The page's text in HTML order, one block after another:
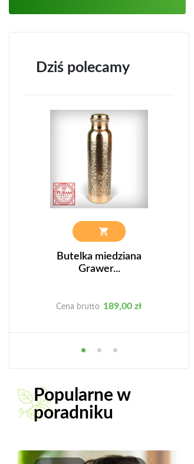
Dziś polecamy
Butelka miedziana
Grawer...
Cena brutto Cena
189,00 zł
Popularne w
poradniku